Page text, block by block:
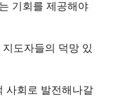
기회를 제공해야
도자들의 덕망 있
사회로 발전해나갈